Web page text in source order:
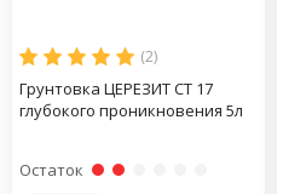
(2)
Грунтовка ЦЕРЕЗИТ СТ 17
глубокого проникновения 5л
Остаток